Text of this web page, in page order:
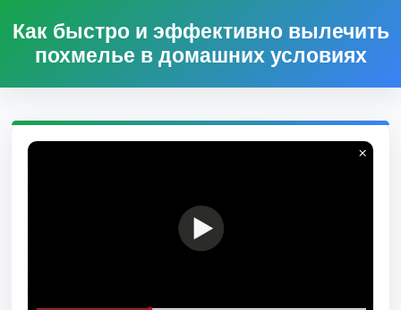
Как быстро и эффективно вылечить
похмелье в домашних условиях